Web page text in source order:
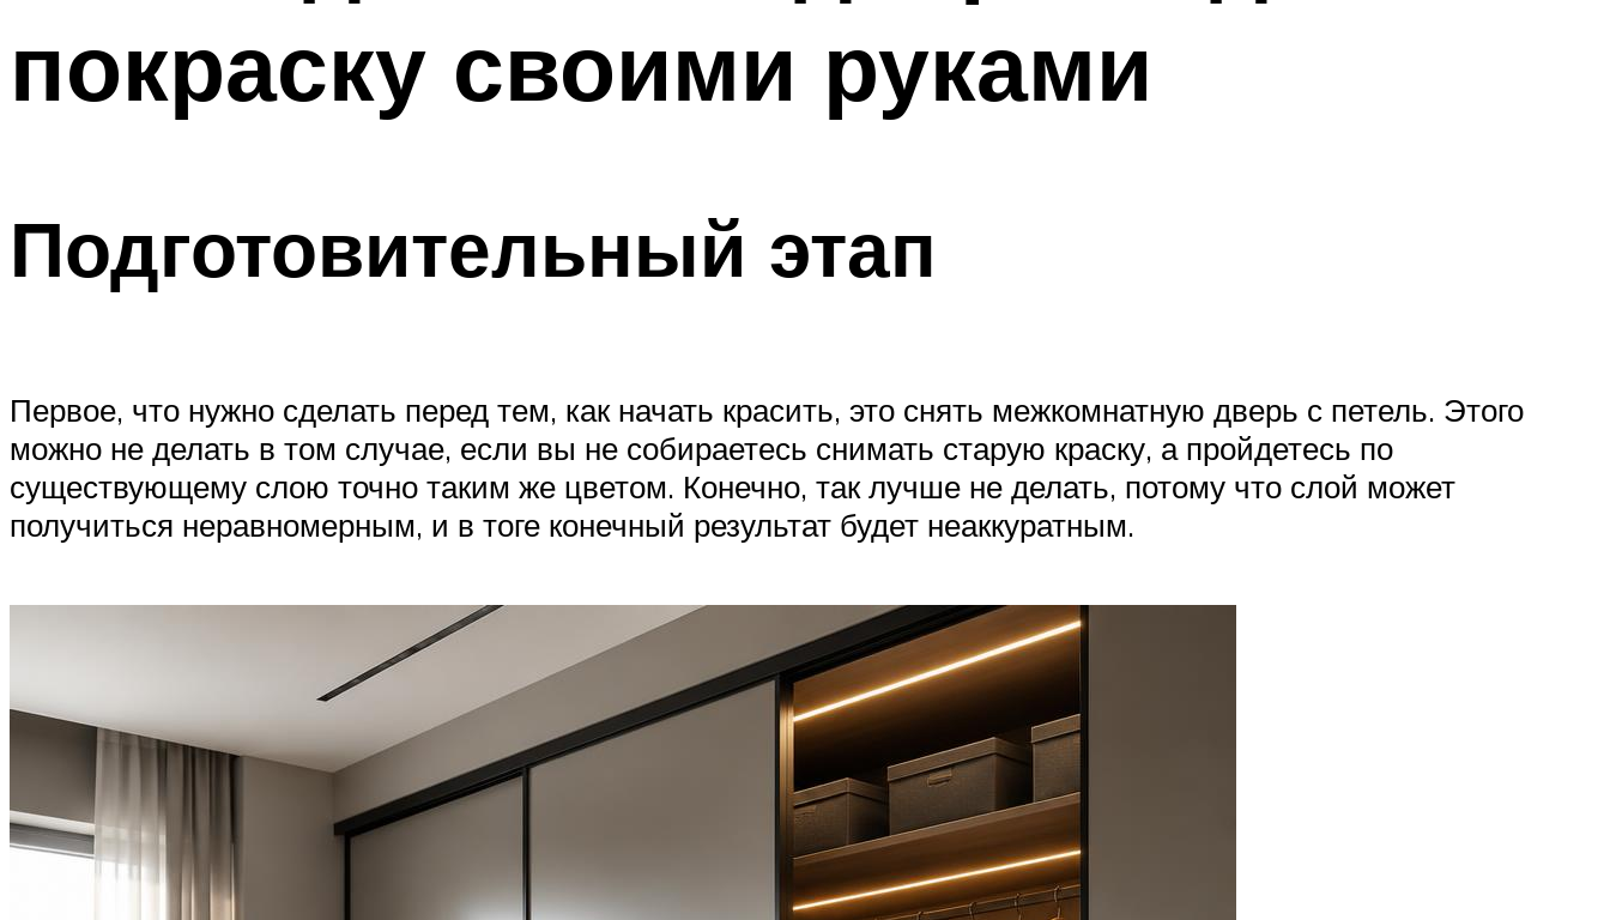
покраску своими руками
Подготовительный этап
Первое, что нужно сделать перед тем, как начать красить, это снять межкомнатную дверь с петель. Этого
можно не делать в том случае, если вы не собираетесь снимать старую краску, а пройдетесь по
существующему слою точно таким же цветом. Конечно, так лучше не делать, потому что слой может
получиться неравномерным, и в тоге конечный результат будет неаккуратным.